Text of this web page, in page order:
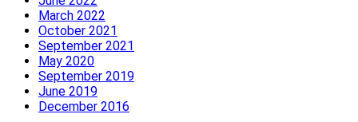
March 2022
October 2021
September 2021
May 2020
September 2019
June 2019
December 2016